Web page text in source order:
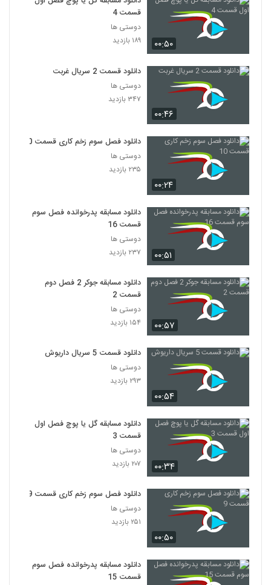
۰۰:۵۰
قسمت 4
دوستی ها
۱۸۹ بازدید
۰۰:۴۶
دانلود قسمت 2 سریال غربت
دوستی ها
۳۴۷ بازدید
۰۰:۲۴
دانلود فصل سوم زخم کاری قسمت 10
دوستی ها
۲۳۵ بازدید
۰۰:۵۱
دانلود مسابقه پدرخوانده فصل سوم
قسمت 16
دوستی ها
۲۳۷ بازدید
۰۰:۵۷
دانلود مسابقه جوکر 2 فصل دوم
قسمت 2
دوستی ها
۱۵۴ بازدید
۰۰:۵۴
دانلود قسمت 5 سریال داریوش
دوستی ها
۲۹۳ بازدید
۰۰:۳۴
دانلود مسابقه گل یا پوچ فصل اول
قسمت 3
دوستی ها
۲۰۷ بازدید
۰۰:۵۰
دانلود فصل سوم زخم کاری قسمت 9
دوستی ها
۲۵۱ بازدید
دانلود مسابقه پدرخوانده فصل سوم
قسمت 15